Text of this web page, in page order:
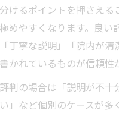
けるポイントを押さえる
めやすくなります。良い
丁寧な説明」「院内が清
かれているものが信頼性
判の場合は「説明が不十
」など個別のケースが多